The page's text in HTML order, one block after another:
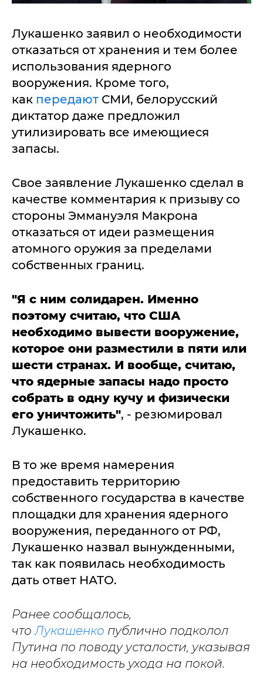
Лукашенко заявил о необходимости
отказаться от хранения и тем более
использования ядерного
вооружения. Кроме того,
как передают СМИ, белорусский
диктатор даже предложил
утилизировать все имеющиеся
запасы.
Свое заявление Лукашенко сделал в
качестве комментария к призыву со
стороны Эммануэля Макрона
отказаться от идеи размещения
атомного оружия за пределами
собственных границ.
"Я с ним солидарен. Именно
поэтому считаю, что США
необходимо вывести вооружение,
которое они разместили в пяти или
шести странах. И вообще, считаю,
что ядерные запасы надо просто
собрать в одну кучу и физически
его уничтожить", - резюмировал
Лукашенко.
В то же время намерения
предоставить территорию
собственного государства в качестве
площадки для хранения ядерного
вооружения, переданного от РФ,
Лукашенко назвал вынужденными,
так как появилась необходимость
дать ответ НАТО.
Ранее сообщалось,
чтоЛукашенко публично подколол
Путина по поводу усталости, указывая
на необходимость ухода на покой.